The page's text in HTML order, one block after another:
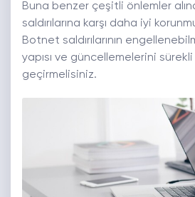
Buna benzer çeşitli önlemler
saldırılarına karşı daha iyi
Botnet saldırılarının
yapısı ve güncellemelerini
geçirmelisiniz.